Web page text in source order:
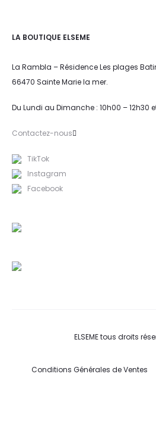
LA BOUTIQUE ELSEME
La Rambla – Résidence Les plages
66470 Sainte Marie la mer.
Du Lundi au Dimanche : 10h00 – 12h30
Contactez-nous
TikTok
Instagram
Facebook
ELSEME tous droits
Conditions Générales de Ventes